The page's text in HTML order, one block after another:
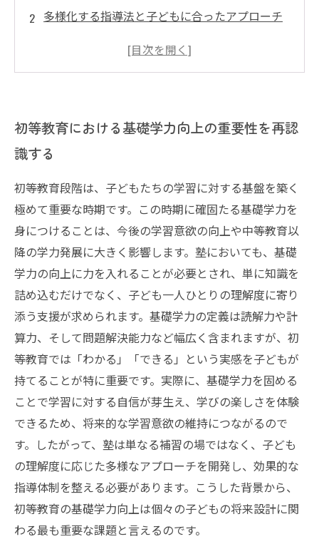
多様化する指導法と子どもに合ったアプローチ
子どもの理解度や興味を引き出す効果的な指導
効果
基礎学力向上を通じて未来を切り拓く子どもた
初等教育における基礎学力向上の重要性を再認
識する
初等教育段階は、子どもたちの学習に対する基盤を築く
極めて重要な時期です。この時期に確固たる基礎学力を
身につけることは、今後の学習意欲の向上や中等教育以
降の学力発展に大きく影響します。塾においても、基礎
学力の向上に力を入れることが必要とされ、単に知識を
詰め込むだけでなく、子ども一人ひとりの理解度に寄り
添う支援が求められます。基礎学力の定義は読解力や計
算力、そして問題解決能力など幅広く含まれますが、初
等教育では「わかる」「できる」という実感を子どもが
持てることが特に重要です。実際に、基礎学力を固める
ことで学習に対する自信が芽生え、学びの楽しさを体験
できるため、将来的な学習意欲の維持につながるので
す。したがって、塾は単なる補習の場ではなく、子ども
の理解度に応じた多様なアプローチを開発し、効果的な
指導体制を整える必要があります。こうした背景から、
初等教育の基礎学力向上は個々の子どもの将来設計に関
わる最も重要な課題と言えるのです。